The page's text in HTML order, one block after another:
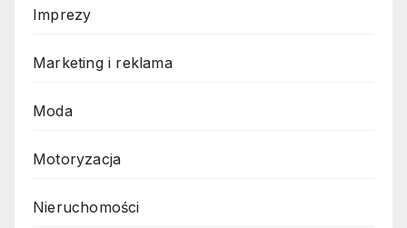
Imprezy
Marketing i reklama
Moda
Motoryzacja
Nieruchomości